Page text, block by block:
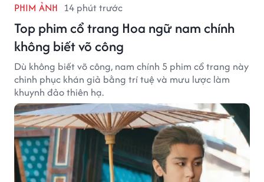
PHIM ẢNH 14 phút trước
Top phim cổ trang Hoa ngữ nam chính
không biết võ công
Dù không biết võ công, nam chính 5 phim cổ trang này
chinh phục khán giả bằng trí tuệ và mưu lược làm
khuynh đảo thiên hạ.